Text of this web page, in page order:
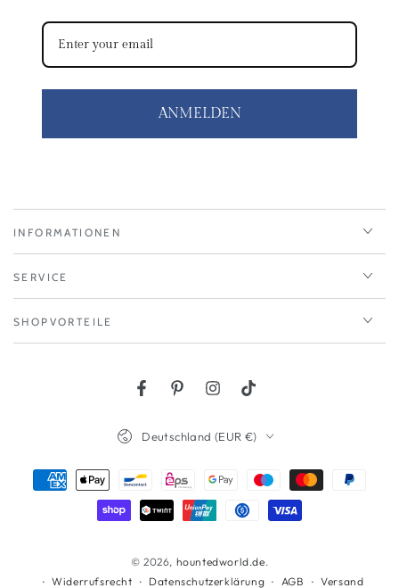
ANMELDEN
INFORMATIONEN
SERVICE
SHOPVORTEILE
FacebookPinterestInstagram
TikTok
© 2026, hountedworld.de.
Widerrufsrecht
Datenschutzerklärung AGB Versand
Deutschland (EUR €)
Zahlungsmöglichkeiten